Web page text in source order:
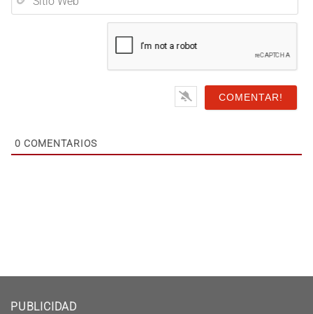
0 COMENTARIOS
PUBLICIDAD